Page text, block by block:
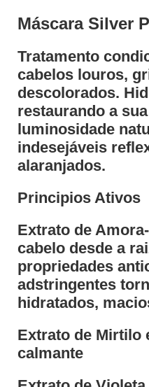
Máscara Silver
Tratamento
cabelos louros,
descolorados.
restaurando a
luminosidade
indesejáveis
alaranjados.
Principios Ativos
Extrato de
cabelo desde a
propriedades
adstringentes
hidratados,
Extrato de Mirtilo
calmante